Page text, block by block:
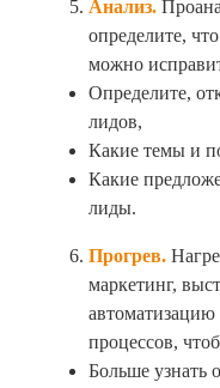
Анализ.
определите,
можно
Определите,
лидов,
Какие темы и
Какие
лиды.
Прогрев.
маркетинг,
процессов,
Больше узнать